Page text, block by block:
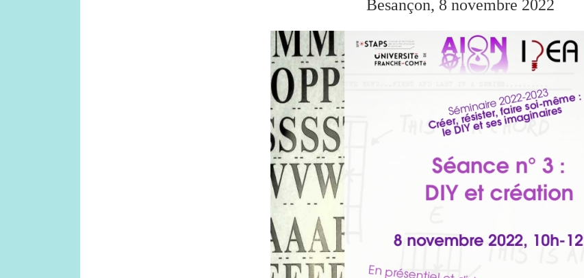
Besançon, 8 novembre 2022